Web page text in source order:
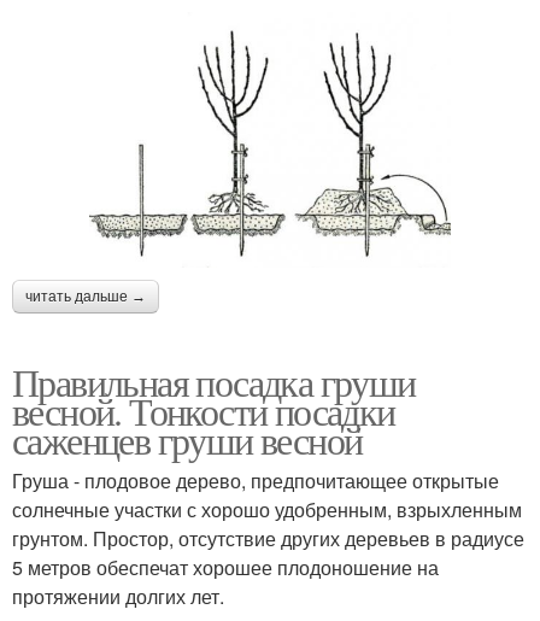
читать дальше →
Правильная посадка груши
весной. Тонкости посадки
саженцев груши весной
Груша - плодовое дерево, предпочитающее открытые
солнечные участки с хорошо удобренным, взрыхленным
грунтом. Простор, отсутствие других деревьев в радиусе
5 метров обеспечат хорошее плодоношение на
протяжении долгих лет.